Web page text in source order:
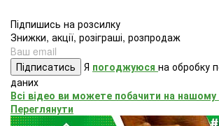
Підпишись на розсилку
Знижки, акції, розіграші, розпродаж
Підписатись Я погоджуюся на обробку
даних
Всі відео ви можете побачити на нашому
Переглянути